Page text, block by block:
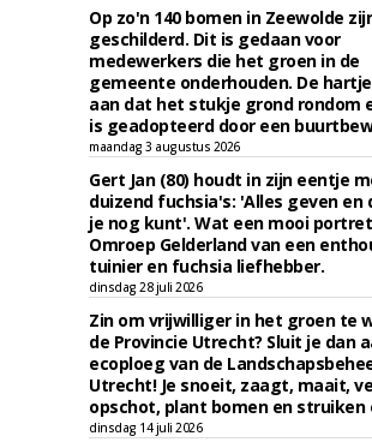
Op zo'n 140 bomen in Zeewolde
geschilderd. Dit is gedaan voor
medewerkers die het groen in de
gemeente onderhouden. De
aan dat het stukje grond rondom
is geadopteerd door een
maandag 3 augustus 2026
Gert Jan (80) houdt in zijn eentje
duizend fuchsia's: 'Alles geven en
je nog kunt'. Wat een mooi
Omroep Gelderland van een
tuinier en fuchsia liefhebber.
dinsdag 28 juli 2026
Zin om vrijwilliger in het groen te
de Provincie Utrecht? Sluit je dan
ecoploeg van de
Utrecht! Je snoeit, zaagt, maait,
opschot, plant bomen en struiken
dinsdag 14 juli 2026